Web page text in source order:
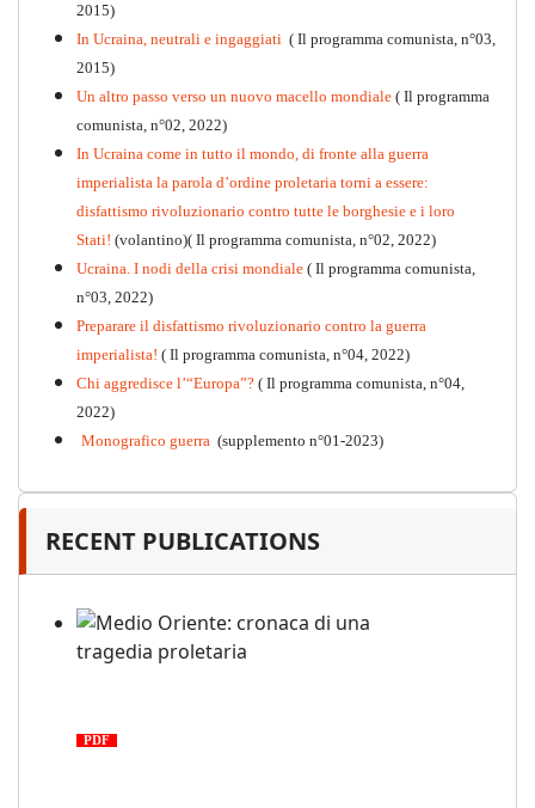
Kommunistisches Programm
PDF n°10 - 2026
2015)
In Ucraina, neutrali e ingaggiati ( Il programma comunista, n°03,
2015)
Un altro passo verso un nuovo macello mondiale ( Il programma
comunista, n°02, 2022)
In Ucraina come in tutto il mondo, di fronte alla guerra
imperialista la parola d’ordine proletaria torni a essere:
disfattismo rivoluzionario contro tutte le borghesie e i loro
Stati! (volantino)( Il programma comunista, n°02, 2022)
Ucraina. I nodi della crisi mondiale ( Il programma comunista,
n°03, 2022)
Preparare il disfattismo rivoluzionario contro la guerra
imperialista! ( Il programma comunista, n°04, 2022)
Chi aggredisce l’“Europa”? ( Il programma comunista, n°04,
2022)
Monografico guerra (supplemento n°01-2023)
RECENT PUBLICATIONS
PDF